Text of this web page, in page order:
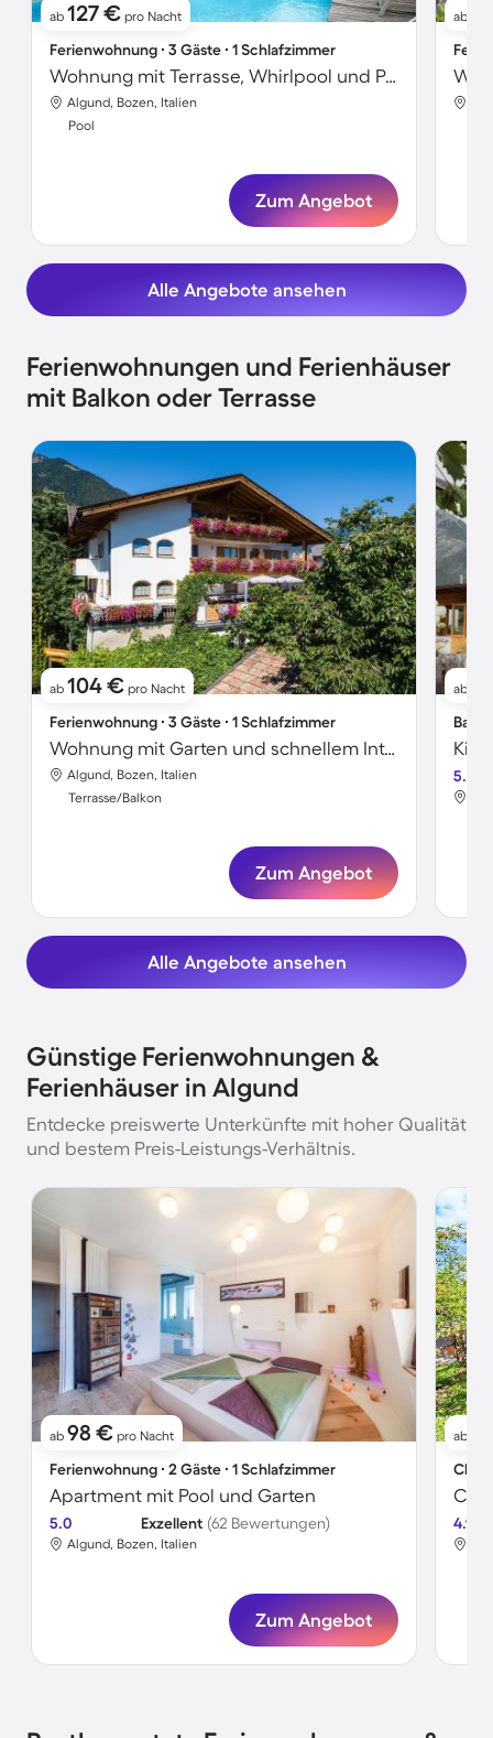
ab 127 € pro Nacht
Ferienwohnung ∙ 3 Gäste ∙ 1 Schlafzimmer
Wohnung mit Terrasse, Whirlpool und Pool | Gartenblick
Algund, Bozen, Italien
Pool
Zum Angebot
ab
Alle Angebote ansehen
Ferienwohnungen und Ferienhäuser
mit Balkon oder Terrasse
ab 104 € pro Nacht
Ferienwohnung ∙ 3 Gäste ∙ 1 Schlafzimmer
Wohnung mit Garten und schnellem Internet | Bergblick
Algund, Bozen, Italien
Terrasse/Balkon
Zum Angebot
ab
5.0
Alle Angebote ansehen
Günstige Ferienwohnungen &
Ferienhäuser in Algund
Entdecke preiswerte Unterkünfte mit hoher Qualität
und bestem Preis-Leistungs-Verhältnis.
ab 98 € pro Nacht
Ferienwohnung ∙ 2 Gäste ∙ 1 Schlafzimmer
Apartment mit Pool und Garten
5.0 Exzellent (62 Bewertungen)
Algund, Bozen, Italien
Zum Angebot
ab
4.9